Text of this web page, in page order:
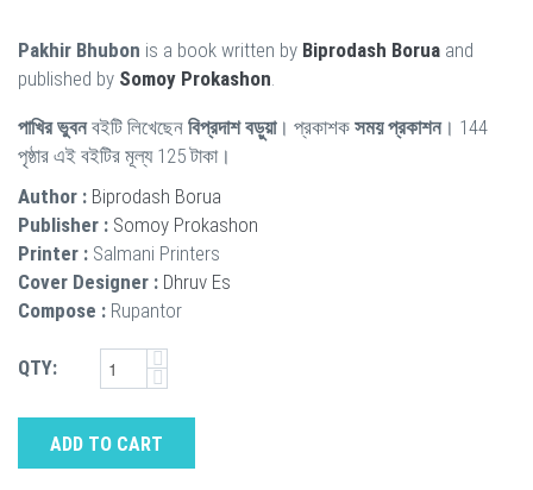
Pakhir Bhubon is a book written by Biprodash Borua and
published by Somoy Prokashon
পাখির ভুবনবইটি লিখেছেন বিপ্রদাশ বড়ুয়া। প্রকাশক সময় প্রকাশন। 144
পৃষ্ঠার এই বইটির মূল্য 125 টাকা।
Author : Biprodash Borua
Publisher : Somoy Prokashon
Printer : Salmani Printers
Cover Designer : Dhruv Es
Compose : Rupantor
QTY:
ADD TO CART